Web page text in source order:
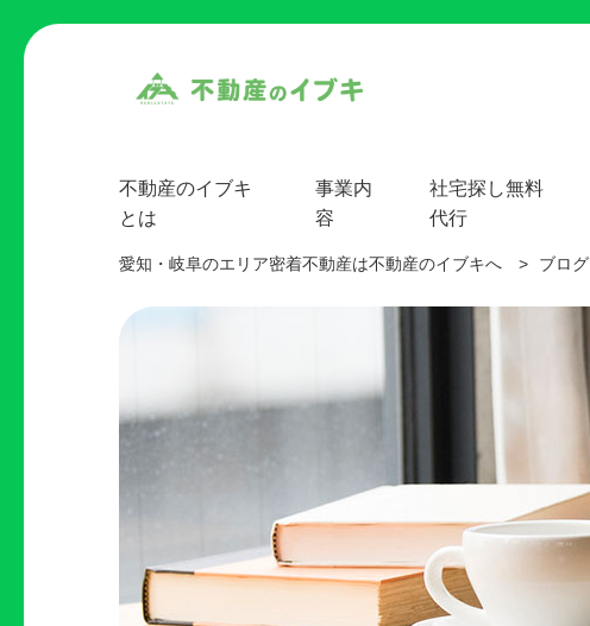
不動産のイブキ
とは
事業内
容
社宅探し無料
代行
愛知・岐阜のエリア密着不動産は不動産のイブキへ > ブログ